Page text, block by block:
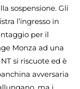
sospensione. Gli
l’ingresso in
per il
Monza ad una
si riscuote ed è
avversaria